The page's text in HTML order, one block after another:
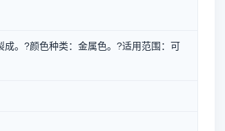
。?颜色种类：金属色。?适用范围：可